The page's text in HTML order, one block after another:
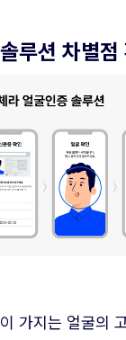
루션 차별점
가지는 얼굴의